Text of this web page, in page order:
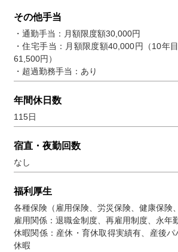
その他手当
・通勤手当：月額限度額30,000円
・住宅手当：月額限度額40,000円（10年
61,500円）
・超過勤務手当：あり
年間休日数
115日
宿直・夜勤回数
なし
福利厚生
各種保険（雇用保険、労災保険、健康保険
雇用関係：退職金制度、再雇用制度、永年
休暇関係：産休・育休取得実績有、産後
休暇